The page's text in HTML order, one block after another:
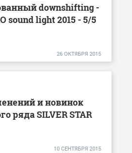
downshifting -
sound light 2015 - 5/5
26ОКТЯБРЯ2015
и новинок
ряда SILVER STAR
10СЕНТЯБРЯ2015